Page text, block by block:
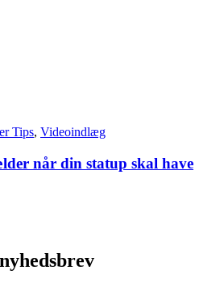
Tips, Videoindlæg
når din statup skal have